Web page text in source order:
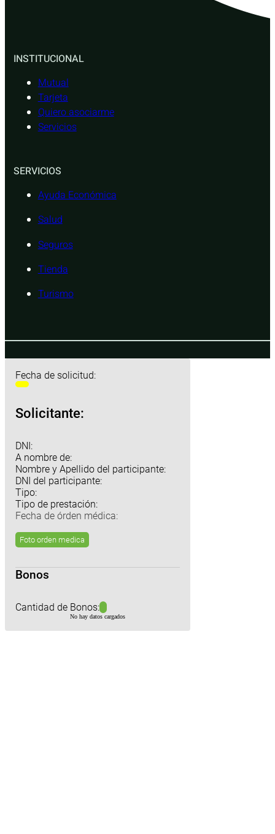
INSTITUCIONAL
Mutual
Tarjeta
Quiero asociarme
Servicios
SERVICIOS
Ayuda Económica
Salud
Seguros
Tienda
Turismo
Fecha de solicitud:
Solicitante:
DNI:
A nombre de:
Nombre y Apellido del participante:
DNI del participante:
Tipo:
Tipo de prestación:
Fecha de órden médica:
Foto orden medica
Bonos
Cantidad de Bonos:
No hay datos cargados